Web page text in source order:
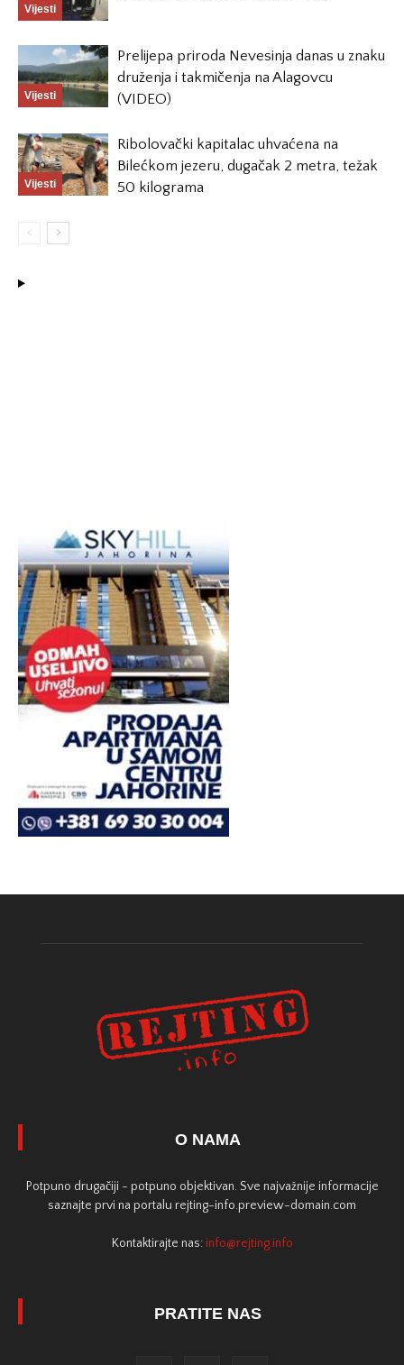
Vijesti
Vijesti
Prelijepa priroda Nevesinja danas u znaku
druženja i takmičenja na Alagovcu
(VIDEO)
Vijesti
Ribolovački kapitalac uhvaćena na
Bilećkom jezeru, dugačak 2 metra, težak
50 kilograma
O NAMA
Potpuno drugačiji - potpuno objektivan. Sve najvažnije informacije
saznajte prvi na portalu rejting-info.preview-domain.com
Kontaktirajte nas: info@rejting.info
PRATITE NAS